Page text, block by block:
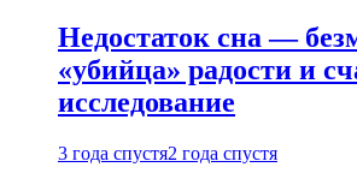
Недостаток сна —
«убийца» радости и
исследование
3 года спустя2 года спустя